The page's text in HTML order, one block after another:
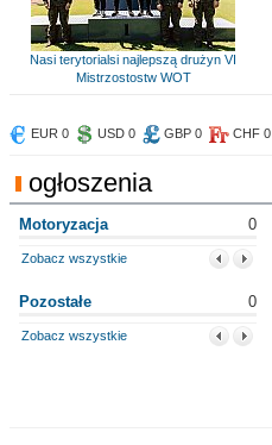
Nasi terytorialsi najlepszą drużyn VI
Mistrzostostw WOT
EUR 0 USD 0 GBP 0 CHF 0
ogłoszenia
Motoryzacja 0
Zobacz wszystkie
Pozostałe 0
Zobacz wszystkie